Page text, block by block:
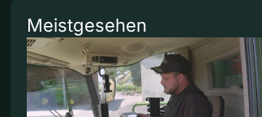
Meistgesehen